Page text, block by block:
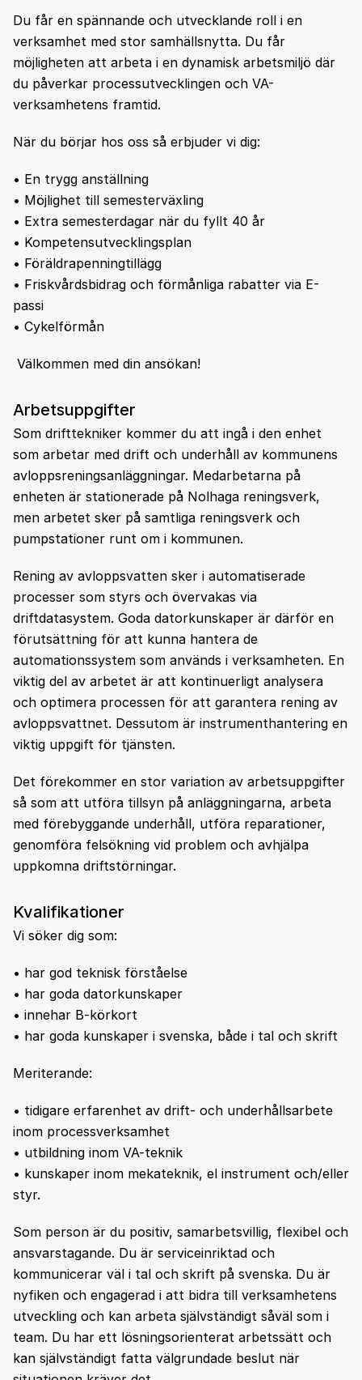
Du får en spännande och utvecklande roll i en
verksamhet med stor samhällsnytta. Du får
möjligheten att arbeta i en dynamisk arbetsmiljö där
du påverkar processutvecklingen och VA-
verksamhetens framtid.
När du börjar hos oss så erbjuder vi dig:
• En trygg anställning
• Möjlighet till semesterväxling
• Extra semesterdagar när du fyllt 40 år
• Kompetensutvecklingsplan
• Föräldrapenningtillägg
• Friskvårdsbidrag och förmånliga rabatter via E-
passi
• Cykelförmån
Välkommen med din ansökan!
Arbetsuppgifter
Som drifttekniker kommer du att ingå i den enhet
som arbetar med drift och underhåll av kommunens
avloppsreningsanläggningar. Medarbetarna på
enheten är stationerade på Nolhaga reningsverk,
men arbetet sker på samtliga reningsverk och
pumpstationer runt om i kommunen.
Rening av avloppsvatten sker i automatiserade
processer som styrs och övervakas via
driftdatasystem. Goda datorkunskaper är därför en
förutsättning för att kunna hantera de
automationssystem som används i verksamheten. En
viktig del av arbetet är att kontinuerligt analysera
och optimera processen för att garantera rening av
avloppsvattnet. Dessutom är instrumenthantering en
viktig uppgift för tjänsten.
Det förekommer en stor variation av arbetsuppgifter
så som att utföra tillsyn på anläggningarna, arbeta
med förebyggande underhåll, utföra reparationer,
genomföra felsökning vid problem och avhjälpa
uppkomna driftstörningar.
Kvalifikationer
Vi söker dig som:
• har god teknisk förståelse
• har goda datorkunskaper
• innehar B-körkort
• har goda kunskaper i svenska, både i tal och skrift
Meriterande:
• tidigare erfarenhet av drift- och underhållsarbete
inom processverksamhet
• utbildning inom VA-teknik
• kunskaper inom mekateknik, el instrument och/eller
styr.
Som person är du positiv, samarbetsvillig, flexibel och
ansvarstagande. Du är serviceinriktad och
kommunicerar väl i tal och skrift på svenska. Du är
nyfiken och engagerad i att bidra till verksamhetens
utveckling och kan arbeta självständigt såväl som i
team. Du har ett lösningsorienterat arbetssätt och
kan självständigt fatta välgrundade beslut när